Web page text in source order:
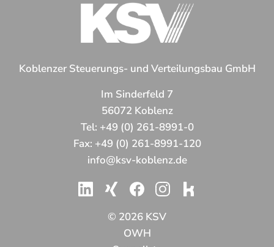
Koblenzer Steuerungs- und Verteilungsbau GmbH
Im Sinderfeld 7
56072 Koblenz
Tel: +49 (0) 261-8991-0
Fax: +49 (0) 261-8991-120
info@ksv-koblenz.de
© 2026 KSV
OWH